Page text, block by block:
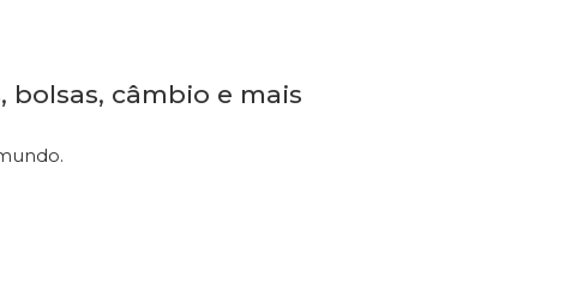
câmbio e mais